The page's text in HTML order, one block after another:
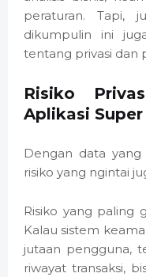
peraturan. Tapi,
dikumpulin ini
tentang privasi dan
Risiko
Aplikasi Super
Dengan data
risiko yang ngintai
Risiko yang paling
Kalau sistem
jutaan pengguna,
riwayat transaksi,